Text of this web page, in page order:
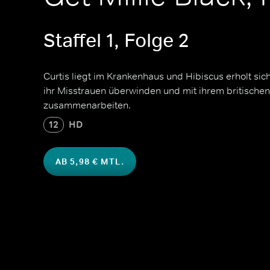
Staffel 1, Folge 2
Curtis liegt im Krankenhaus und Hibiscus erholt
ihr Misstrauen überwinden und mit ihrem
zusammenarbeiten.
12 HD
AB 5,98 € MTL.